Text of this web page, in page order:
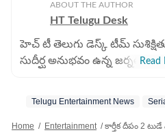
ABOUT THE AUTHOR
HT Telugu Desk
హెచ్ టీ తెలుగు డెస్క్ టీమ్
సుదీర్ఘ అనుభవం ఉన్న
అందించడంలో నైపుణ్యం కలిగిన
Read
Telugu Entertainment News
Home / Entertainment / కార్తీక దీపం 2 టుడే ఎపిసోడ్: